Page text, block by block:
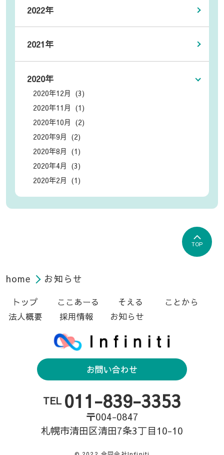
2022年
2021年
2020年
2020年12月 (3)
2020年11月 (1)
2020年10月 (2)
2020年9月 (2)
2020年8月 (1)
2020年4月 (3)
2020年2月 (1)
TOP
home お知らせ
トップ ここあーる そえる
ことから
法人概要
採用情報 お知らせ
お問い合わせ
TEL 011-839-3353
〒004-0847
札幌市清田区清田7条3丁目10-10